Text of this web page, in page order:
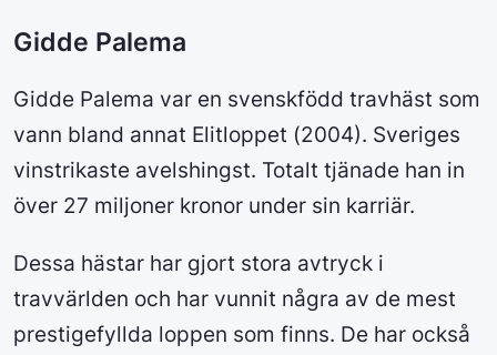
Gidde Palema
Gidde Palema var en svenskfödd travhäst som
vann bland annat Elitloppet (2004). Sveriges
vinstrikaste avelshingst. Totalt tjänade han in
över 27 miljoner kronor under sin karriär.
Dessa hästar har gjort stora avtryck i
travvärlden och har vunnit några av de mest
prestigefyllda loppen som finns. De har också